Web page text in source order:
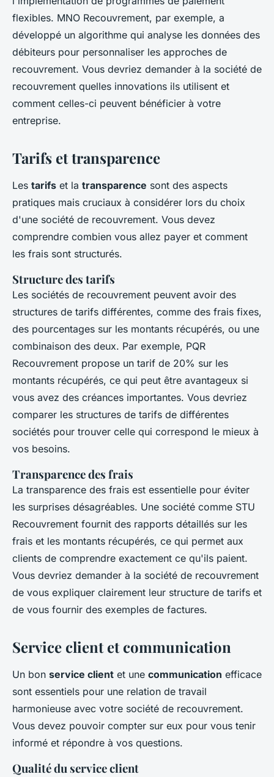
flexibles. MNO Recouvrement, par exemple, a
développé un algorithme qui analyse les données des
débiteurs pour personnaliser les approches de
recouvrement. Vous devriez demander à la société de
recouvrement quelles innovations ils utilisent et
comment celles-ci peuvent bénéficier à votre
entreprise.
Tarifs et transparence
Les tarifs et la transparence sont des aspects
pratiques mais cruciaux à considérer lors du choix
d'une société de recouvrement. Vous devez
comprendre combien vous allez payer et comment
les frais sont structurés.
Structure des tarifs
Les sociétés de recouvrement peuvent avoir des
structures de tarifs différentes, comme des frais fixes,
des pourcentages sur les montants récupérés, ou une
combinaison des deux. Par exemple, PQR
Recouvrement propose un tarif de 20% sur les
montants récupérés, ce qui peut être avantageux si
vous avez des créances importantes. Vous devriez
comparer les structures de tarifs de différentes
sociétés pour trouver celle qui correspond le mieux à
vos besoins.
Transparence des frais
La transparence des frais est essentielle pour éviter
les surprises désagréables. Une société comme STU
Recouvrement fournit des rapports détaillés sur les
frais et les montants récupérés, ce qui permet aux
clients de comprendre exactement ce qu'ils paient.
Vous devriez demander à la société de recouvrement
de vous expliquer clairement leur structure de tarifs et
de vous fournir des exemples de factures.
Service client et communication
Un bon service client et une communication efficace
sont essentiels pour une relation de travail
harmonieuse avec votre société de recouvrement.
Vous devez pouvoir compter sur eux pour vous tenir
informé et répondre à vos questions.
Qualité du service client